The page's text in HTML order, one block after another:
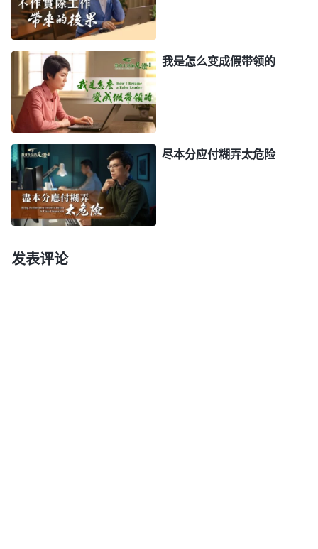
玩笑啊！你现在能在这儿听道都是神命定好的，这都
不是小事啊！另外，你长多高个儿，长相如何，眼睛
长什么样，是什么身材，身体状况怎样，你多大岁数
有哪些阅历，尽哪方面本分你能承担起来，你具备哪
方面素质、才干，这些神早就给你命定好了，绝不是
现在安排的。神早就给你命定好了，也就是说，神要
用你，在给你这个托付、给你这个使命之前，神就把
你这个人预备好了。所以说，你逃跑能行吗？你三心
二意能行吗？这都不行，这对不起神哪！人背叛自己
的本分这是最大的悖逆，这是罪大恶极的事。神用心
命，那这个使命是不是就是你的责任？是不是你这一
我是怎么变成假带领的
尽本分应付糊弄太危险
发表评论